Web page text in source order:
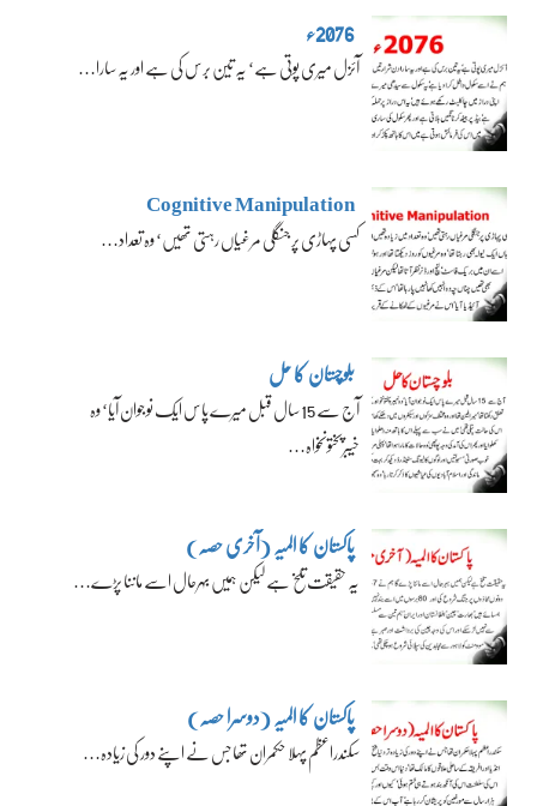
2076ء
آئزل میری پوتی ہے‘ یہ تین برس کی ہے اور یہ سارا…
Cognitive Manipulation
کسی پہاڑی پر جنگلی مرغیاں رہتی تھیں‘ وہ تعداد…
بلوچستان کا حل
آج سے 15 سال قبل میرے پاس ایک نوجوان آیا‘ وہ
خیبرپختونخواہ…
پاکستان کا المیہ (آخری حصہ)
یہ حقیقت تلخ ہے لیکن ہمیں بہرحال اسے ماننا پڑے…
پاکستان کا المیہ (دوسرا حصہ)
سکندراعظم پہلا حکمران تھا جس نے اپنے دور کی زیادہ…